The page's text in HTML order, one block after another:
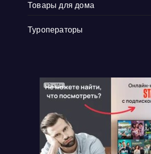
Товары для дома
Туроператоры